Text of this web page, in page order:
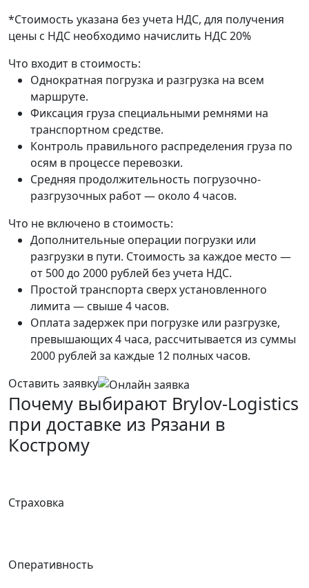
*Стоимость указана без учета НДС, для получения
цены с НДС необходимо начислить НДС 20%
Что входит в стоимость:
Однократная погрузка и разгрузка на всем
маршруте.
Фиксация груза специальными ремнями на
транспортном средстве.
Контроль правильного распределения груза по
осям в процессе перевозки.
Средняя продолжительность погрузочно-
разгрузочных работ — около 4 часов.
Что не включено в стоимость:
Дополнительные операции погрузки или
разгрузки в пути. Стоимость за каждое место —
от 500 до 2000 рублей без учета НДС.
Простой транспорта сверх установленного
лимита — свыше 4 часов.
Оплата задержек при погрузке или разгрузке,
превышающих 4 часа, рассчитывается из суммы
2000 рублей за каждые 12 полных часов.
Оставить заявку
Почему выбирают Brylov-Logistics
при доставке из Рязани в
Кострому
Страховка
Оперативность